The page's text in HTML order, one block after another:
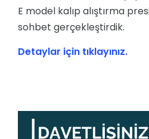
E model kalıp alıştırma
sohbet gerçekleştirdik.
Detaylar için tıklayınız.